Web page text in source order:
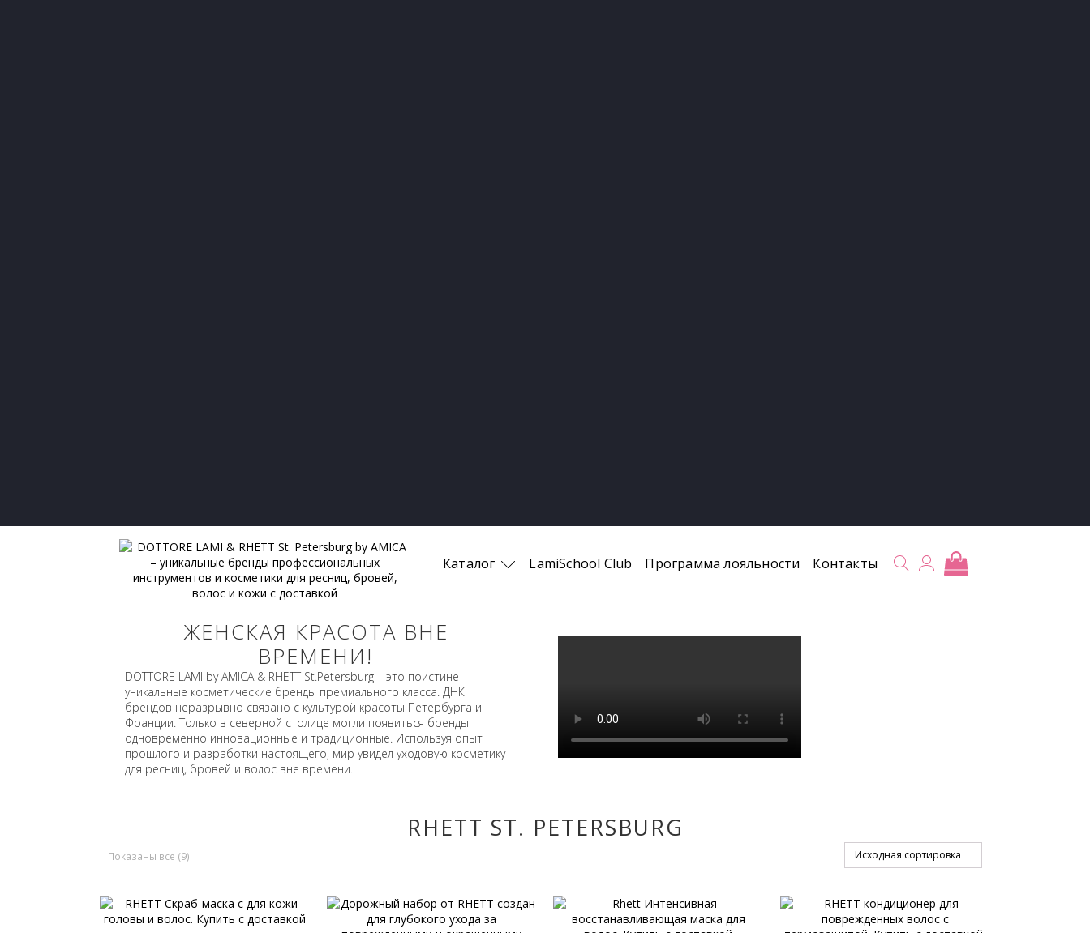
Каталог LamiSchool Club Программа лояльности Контакты
ЖЕНСКАЯ КРАСОТА ВНЕ
ВРЕМЕНИ!
DOTTORE LAMI by AMICA & RHETT St.Petersburg – это поистине
уникальные косметические бренды премиального класса. ДНК
брендов неразрывно связано с культурой красоты Петербурга и
Франции. Только в северной столице могли появиться бренды
одновременно инновационные и традиционные. Используя опыт
прошлого и разработки настоящего, мир увидел уходовую косметику
для ресниц, бровей и волос вне времени.
RHETT ST. PETERSBURG
Показаны все (9)